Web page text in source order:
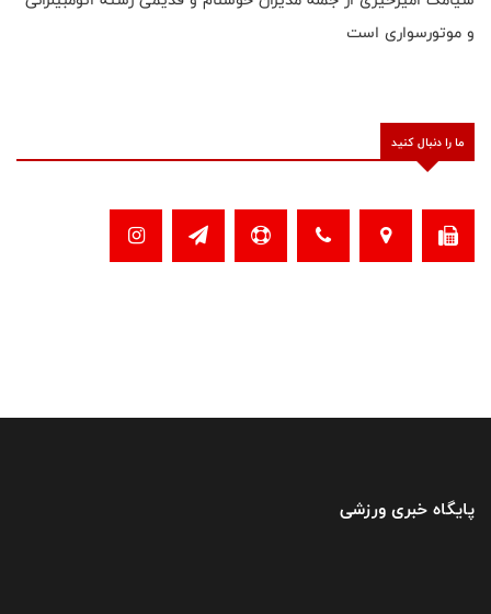
و موتورسواری است
ما را دنبال کنید
پایگاه خبری ورزشی